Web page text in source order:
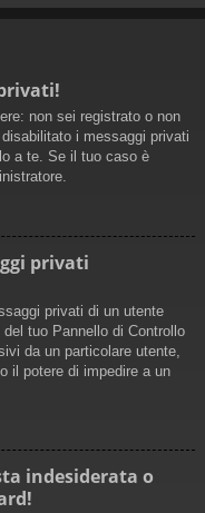
non sei registrato o non
i messaggi privati
a te. Se il tuo caso è
privati
privati ​​di un utente
tuo Pannello di Controllo
da un particolare utente,
il potere di impedire a un
indesiderata o